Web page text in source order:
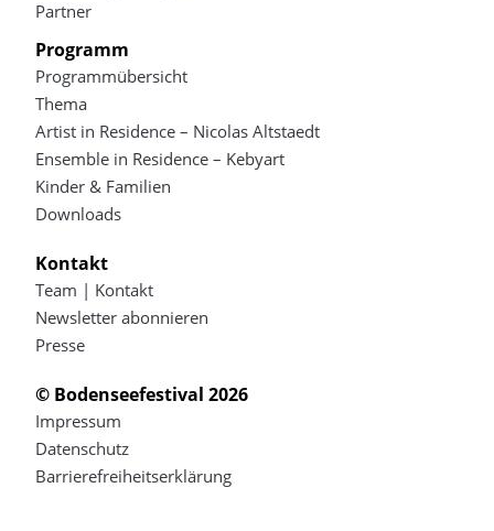
Partner
Programm
Programmübersicht
Thema
Artist in Residence – Nicolas Altstaedt
Ensemble in Residence – Kebyart
Kinder & Familien
Downloads
Kontakt
Team | Kontakt
Newsletter abonnieren
Presse
© Bodenseefestival 2026
Impressum
Datenschutz
Barrierefreiheitserklärung